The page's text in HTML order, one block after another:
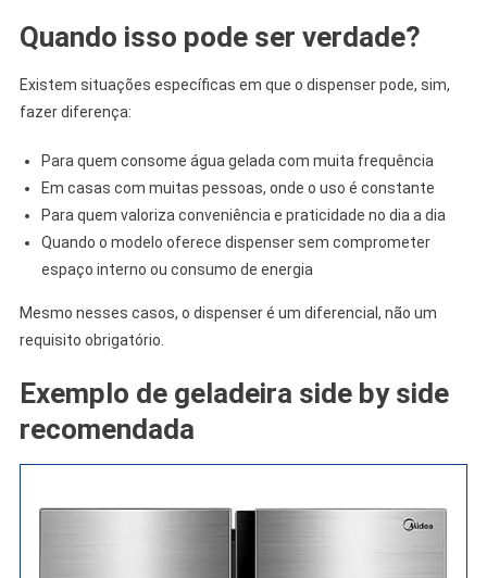
Quando isso pode ser verdade?
Existem situações específicas em que o dispenser pode, sim,
fazer diferença:
Para quem consome água gelada com muita frequência
Em casas com muitas pessoas, onde o uso é constante
Para quem valoriza conveniência e praticidade no dia a dia
Quando o modelo oferece dispenser sem comprometer
espaço interno ou consumo de energia
Mesmo nesses casos, o dispenser é um diferencial, não um
requisito obrigatório.
Exemplo de geladeira side by side
recomendada